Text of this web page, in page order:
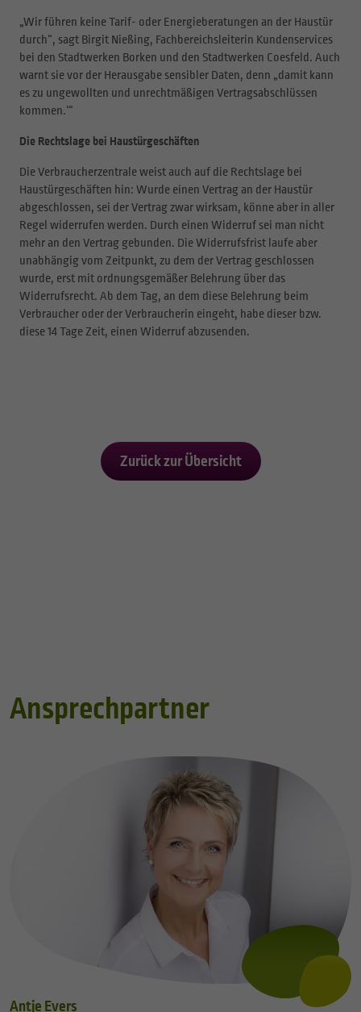
„Wir führen keine Tarif- oder Energieberatungen an der Haustür
durch“, sagt Birgit Nießing, Fachbereichsleiterin Kundenservices
bei den Stadtwerken Borken und den Stadtwerken Coesfeld. Auch
warnt sie vor der Herausgabe sensibler Daten, denn „damit kann
es zu ungewollten und unrechtmäßigen Vertragsabschlüssen
kommen.‘“
Die Rechtslage bei Haustürgeschäften
Die Verbraucherzentrale weist auch auf die Rechtslage bei
Haustürgeschäften hin: Wurde einen Vertrag an der Haustür
abgeschlossen, sei der Vertrag zwar wirksam, könne aber in aller
Regel widerrufen werden. Durch einen Widerruf sei man nicht
mehr an den Vertrag gebunden. Die Widerrufsfrist laufe aber
unabhängig vom Zeitpunkt, zu dem der Vertrag geschlossen
wurde, erst mit ordnungsgemäßer Belehrung über das
Widerrufsrecht. Ab dem Tag, an dem diese Belehrung beim
Verbraucher oder der Verbraucherin eingeht, habe dieser bzw.
diese 14 Tage Zeit, einen Widerruf abzusenden.
Zurück zur Übersicht
Ansprechpartner
Antje Evers